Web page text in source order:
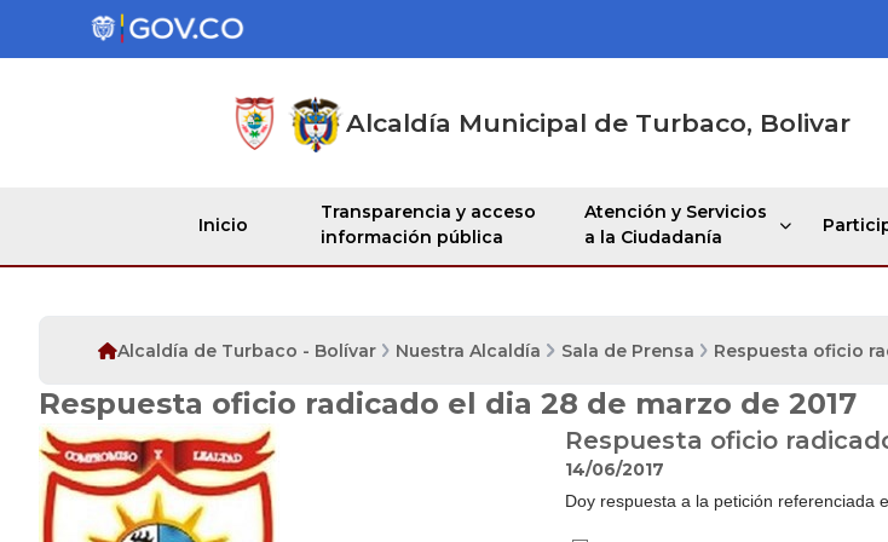
Alcaldía Municipal de Turbaco, Bolivar
Inicio
Transparencia y acceso
información pública
Atención y Servicios
a la Ciudadanía
Alcaldía de Turbaco - Bolívar Nuestra Alcaldía Sala de Prensa Respuesta oficio
Respuesta oficio radicado el dia 28 de marzo de 2017
Respuesta oficio
14/06/2017
Doy respuesta a la petición referenciada